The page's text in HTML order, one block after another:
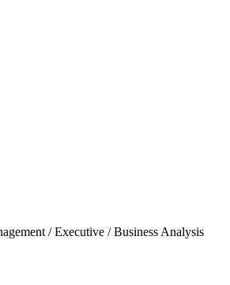
/ Executive / Business Analysis